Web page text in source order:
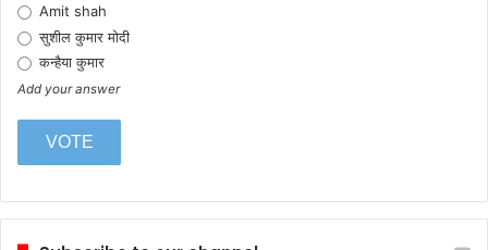
Amit shah
सुशील कुमार मोदी
कन्हैया कुमार
Add your answer